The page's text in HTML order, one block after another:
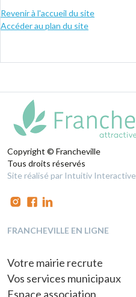
Revenir à l'accueil du site
Accéder au plan du site
Copyright © Francheville
Tous droits réservés
Site réalisé par Intuitiv Interactive
FRANCHEVILLE EN LIGNE
Votre mairie recrute
Vos services municipaux
Espace association